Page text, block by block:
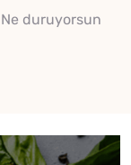
duruyorsun